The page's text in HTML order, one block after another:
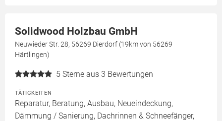
Solidwood Holzbau GmbH
Neuwieder Str. 28, 56269 Dierdorf (19km von 56269
Härtlingen)
5 Sterne aus 3 Bewertungen
TÄTIGKEITEN
Reparatur, Beratung, Ausbau, Neueindeckung,
Dämmung / Sanierung, Dachrinnen & Schneefänger,